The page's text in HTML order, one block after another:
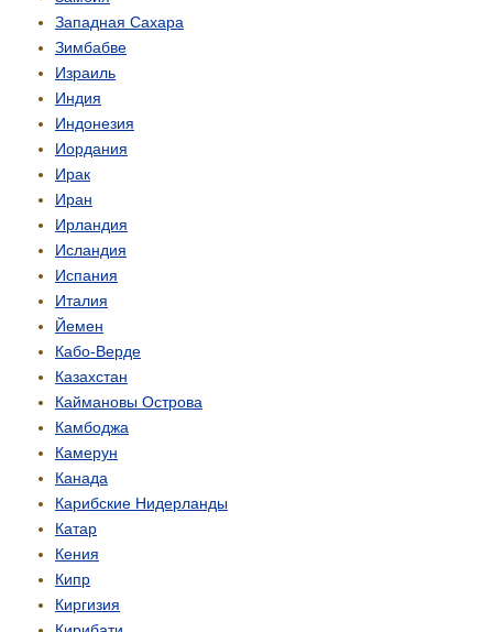
Западная Сахара
Зимбабве
Израиль
Индия
Индонезия
Иордания
Ирак
Иран
Ирландия
Исландия
Испания
Италия
Йемен
Кабо-Верде
Казахстан
Каймановы Острова
Камбоджа
Камерун
Канада
Карибские Нидерланды
Катар
Кения
Кипр
Киргизия